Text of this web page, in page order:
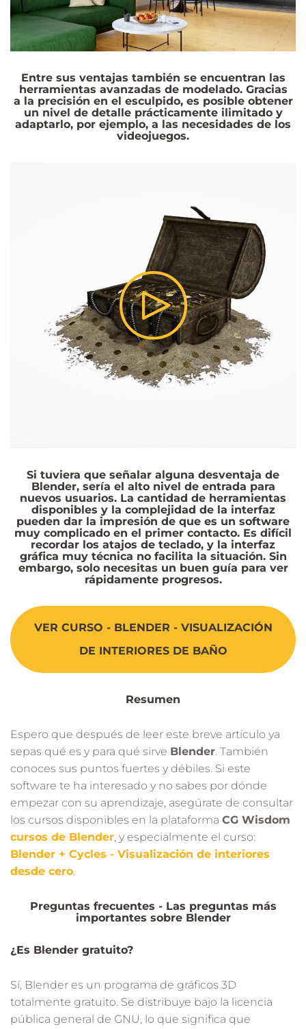
Entre sus ventajas también se encuentran las
herramientas avanzadas de modelado. Gracias
a la precisión en el esculpido, es posible obtener
un nivel de detalle prácticamente ilimitado y
adaptarlo, por ejemplo, a las necesidades de los
videojuegos.
Play
Video
Si tuviera que señalar alguna desventaja de
Blender, sería el alto nivel de entrada para
nuevos usuarios. La cantidad de herramientas
disponibles y la complejidad de la interfaz
pueden dar la impresión de que es un software
muy complicado en el primer contacto. Es difícil
recordar los atajos de teclado, y la interfaz
gráfica muy técnica no facilita la situación. Sin
embargo, solo necesitas un buen guía para ver
rápidamente progresos.
VER CURSO - BLENDER - VISUALIZACIÓN
DE INTERIORES DE BAÑO
Resumen
Espero que después de leer este breve artículo ya
sepas qué es y para qué sirve Blender. También
conoces sus puntos fuertes y débiles. Si este
software te ha interesado y no sabes por dónde
empezar con su aprendizaje, asegúrate de consultar
los cursos disponibles en la plataforma CG Wisdom
cursos de Blender, y especialmente el curso:
Blender + Cycles - Visualización de interiores
desde cero.
Preguntas frecuentes - Las preguntas más
importantes sobre Blender
¿Es Blender gratuito?
Sí, Blender es un programa de gráficos 3D
totalmente gratuito. Se distribuye bajo la licencia
pública general de GNU, lo que significa que